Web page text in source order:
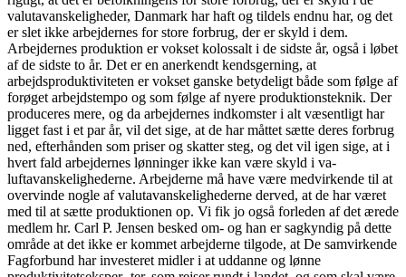
valutavanskeligheder, Danmark har haft og tildels endnu har, og det
er slet ikke arbejdernes for store forbrug, der er skyld i dem.
Arbejdernes produktion er vokset kolossalt i de sidste år, også i løbet
af de sidste to år. Det er en anerkendt kendsgerning, at
arbejdsproduktiviteten er vokset ganske betydeligt både som følge af
forøget arbejdstempo og som følge af nyere produktionsteknik. Der
produceres mere, og da arbejdernes indkomster i alt væsentligt har
ligget fast i et par år, vil det sige, at de har måttet sætte deres forbrug
ned, efterhånden som priser og skatter steg, og det vil igen sige, at i
hvert fald arbejdernes lønninger ikke kan være skyld i va-
luftavanskelighederne. Arbejderne må have være medvirkende til at
overvinde nogle af valutavanskelighederne derved, at de har været
med til at sætte produktionen op. Vi fik jo også forleden af det ærede
medlem hr. Carl P. Jensen besked om- og han er sagkyndig på dette
område at det ikke er kommet arbejderne tilgode, at De samvirkende
Fagforbund har investeret midler i at uddanne og lønne